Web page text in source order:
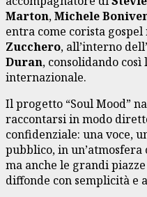
Marton,Michele
entra come corista
Zucchero, all’interno
Duran, consolidando così
internazionale.
Il progetto “Soul Mood”
raccontarsi in modo
confidenziale: una voce,
pubblico, in
ma anche le grandi
diffonde con semplicità e